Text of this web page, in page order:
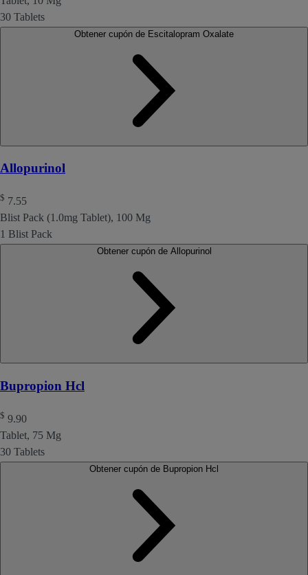
30 Tablets
Allopurinol
$ 7.55
Blist Pack (1.0mg Tablet), 100 Mg
1 Blist Pack
Bupropion Hcl
$ 9.90
Tablet, 75 Mg
30 Tablets